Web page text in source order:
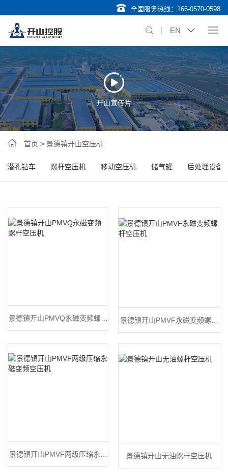
全国服务热线： 166-0570-0598
EN
开山宣传片
首页 > 景德镇开山空压机
潜孔钻车 螺杆空压机 移动空压机 储气罐 后处理设备
景德镇开山PMVQ永磁变频螺杆
空压机
景德镇开山PMVF永磁变频螺杆
空压机
景德镇开山PMVF两级压缩永磁 景德镇开山无油螺杆空压机